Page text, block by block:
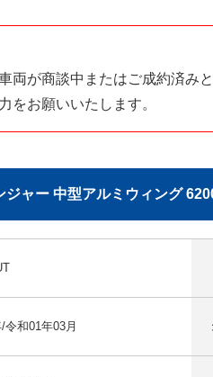
が商談中またはご成約済み
をお願いいたします。
ャー 中型アルミウィング
令和01年03月